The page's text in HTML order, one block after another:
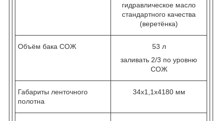
гидравлическое масло
стандартного качества
(веретёнка)
Объём бака СОЖ
53 л
заливать 2/3 по уровню
СОЖ
Габариты ленточного
полотна
34х1,1х4180 мм